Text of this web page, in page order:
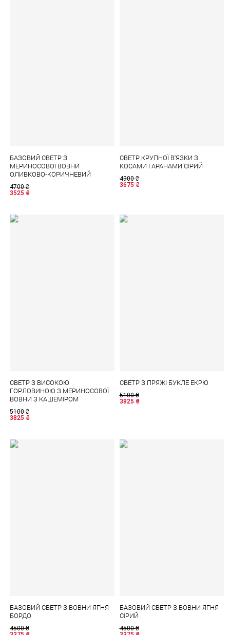
БАЗОВИЙ СВЕТР З
МЕРИНОСОВОЇ ВОВНИ
ОЛИВКОВО-КОРИЧНЕВИЙ
4700₴
3525 ₴
СВЕТР КРУПНОЇ В'ЯЗКИ З
КОСАМИ І АРАНАМИ СІРИЙ
4900₴
3675 ₴
СВЕТР З ВИСОКОЮ
ГОРЛОВИНОЮ З МЕРИНОСОВОЇ
ВОВНИ З КАШЕМІРОМ
5100₴
3825 ₴
СВЕТР З ПРЯЖІ БУКЛЕ ЕКРЮ
5100₴
3825 ₴
БАЗОВИЙ СВЕТР З ВОВНИ ЯГНЯ
БОРДО
4500₴
БАЗОВИЙ СВЕТР З ВОВНИ ЯГНЯ
СІРИЙ
4500₴